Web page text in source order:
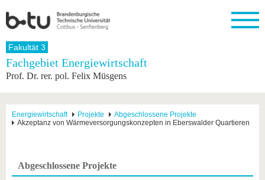
Startseite
Universität
Struktur
Partnerschaften
Forschung
Forschung
Forschungsprofil
Nachwuchs
Studium
Vor dem
Studium
Nach
International
Profil
Aus dem
Mit der
Wissenschaftliche
Weiterbildung
Fachkräfte
Wirtschafts-
an der
Werte
Familie &
Fakultät 3
Fachgebiet Energiewirtschaft
Prof. Dr. rer. pol. Felix Müsgens
Energiewirtschaft Projekte
Abgeschlossene Projekte
Akzeptanz von Wärmeversorgungskonzepten in Eberswalder Quartieren
Abgeschlossene Projekte